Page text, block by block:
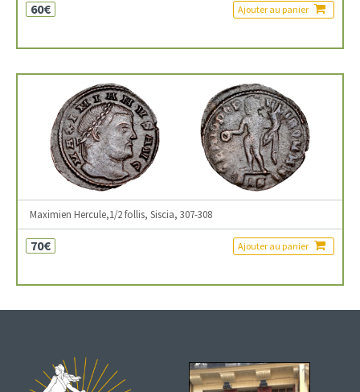
60€ Ajouter au panier
Maximien Hercule,1/2 follis, Siscia, 307-308
70€ Ajouter au panier